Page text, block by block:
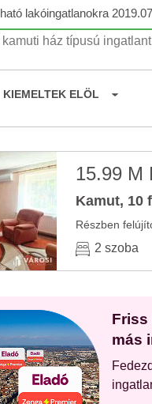
lakóingatlanokra
ház típusú
KIEMELTEK ELÖL
15.99 M
Kamut, 10
Részben
2 szoba
Friss
más